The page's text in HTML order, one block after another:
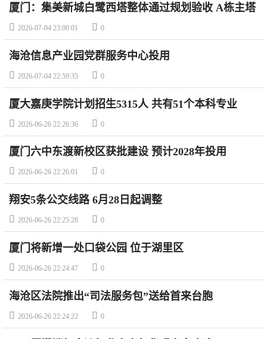
厦门：集美新城白鹭西塔整体通过规划验收 A栋主塔
楼高度为265.95米
 2026-07-04 23:00:01  0
海沧信息产业园党群服务中心投用
 2026-07-04 22:59:35  0
厦大嘉庚学院计划招生5315人 共有51个本科专业
 2026-06-26 22:26:36  0
厦门六中东渡新校区获批建设 预计2028年投用
 2026-06-26 22:26:01  0
翔安5条公交线路 6月28日起调整
 2026-06-26 22:25:28  0
厦门将新增一处口袋公园 位于湖里区
 2026-06-26 22:24:47  0
海沧区法院推出“司法服务包”送给首来台胞
 2026-06-26 22:24:22  0